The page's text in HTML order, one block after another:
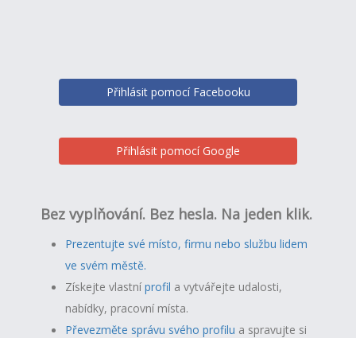
Přihlásit pomocí Facebooku
Přihlásit pomocí Google
Bez vyplňování. Bez hesla. Na jeden klik.
Prezentujte své místo, firmu nebo službu lidem
ve svém městě.
Získejte vlastníprofil a vytvářejte udalosti,
nabídky, pracovní místa.
Převezměte správu svého profilu a spravujte si